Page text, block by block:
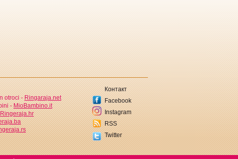
otroci -Ringaraja.net
-MioBambino.it
Ringeraja.hr
Контакт
Facebook
Instagram
RSS
Twitter